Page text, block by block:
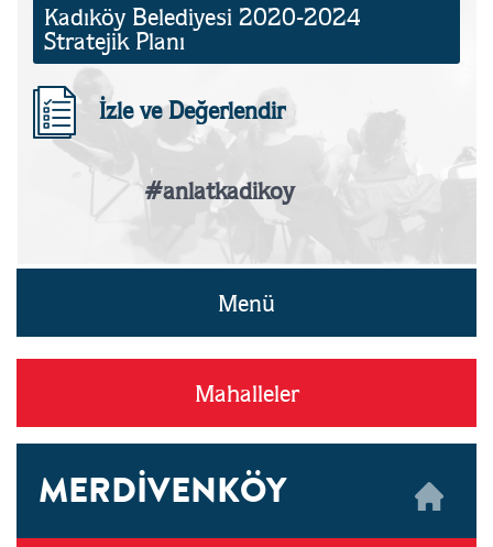
Kadıköy Belediyesi 2020-2024
Stratejik Planı
İzle ve Değerlendir
#anlatkadikoy
Menü
Mahalleler
MERDİVENKÖY